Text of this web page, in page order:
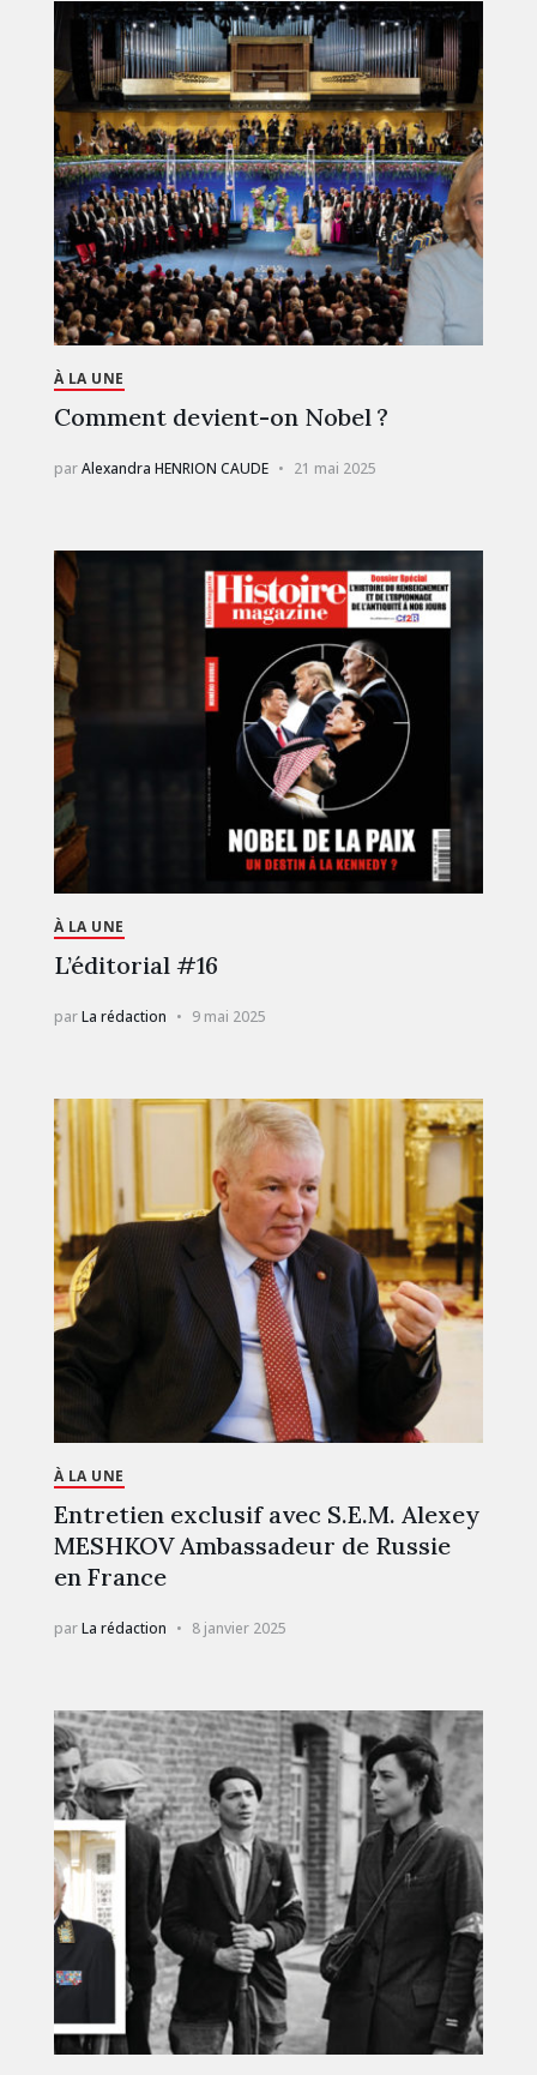
À LA UNE
Comment devient-on Nobel ?
parAlexandra HENRION CAUDE 21 mai 2025
À LA UNE
L’éditorial #16
parLa rédaction 9 mai 2025
À LA UNE
Entretien exclusif avec S.E.M. Alexey
MESHKOV Ambassadeur de Russie
en France
parLa rédaction 8 janvier 2025